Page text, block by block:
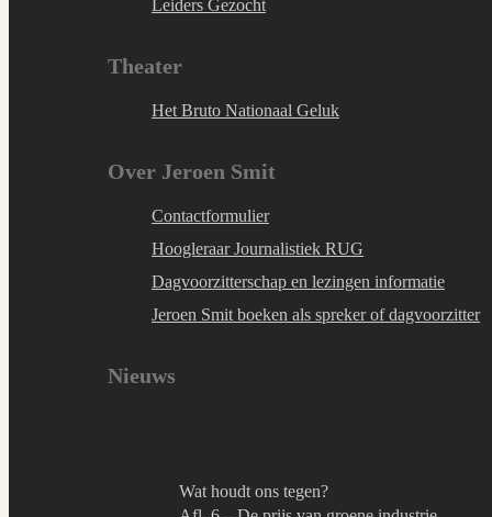
Leiders Gezocht
Theater
Het Bruto Nationaal Geluk
Over Jeroen Smit
Contactformulier
Hoogleraar Journalistiek RUG
Dagvoorzitterschap en lezingen informatie
Jeroen Smit boeken als spreker of dagvoorzitter
Nieuws
Wat houdt ons tegen?